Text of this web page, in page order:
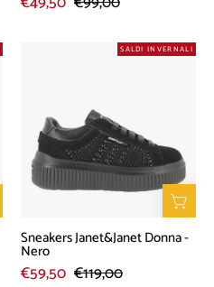
Sneakers
-
Nero
SALDI INVERNALI
Sneakers Janet&Janet Donna -
Nero
€59,50 €119,00